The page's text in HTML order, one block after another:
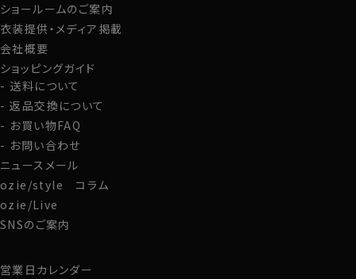
ショールームのご案内
衣装提供・メディア掲載
会社概要
ショッピングガイド
送料について
返品交換について
お買い物FAQ
お問い合わせ
ニュースメール
ozie/style コラム
ozie/Live
SNSのご案内
営業日カレンダー